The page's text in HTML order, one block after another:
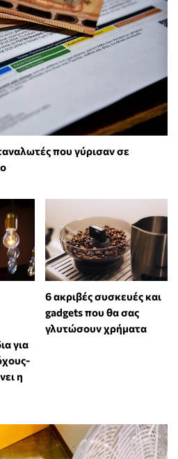
που γύρισαν σε
για
η
6 ακριβές συσκευές και
gadgets που θα σας
γλυτώσουν χρήματα